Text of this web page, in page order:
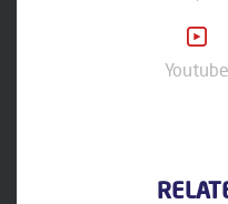
Youtube